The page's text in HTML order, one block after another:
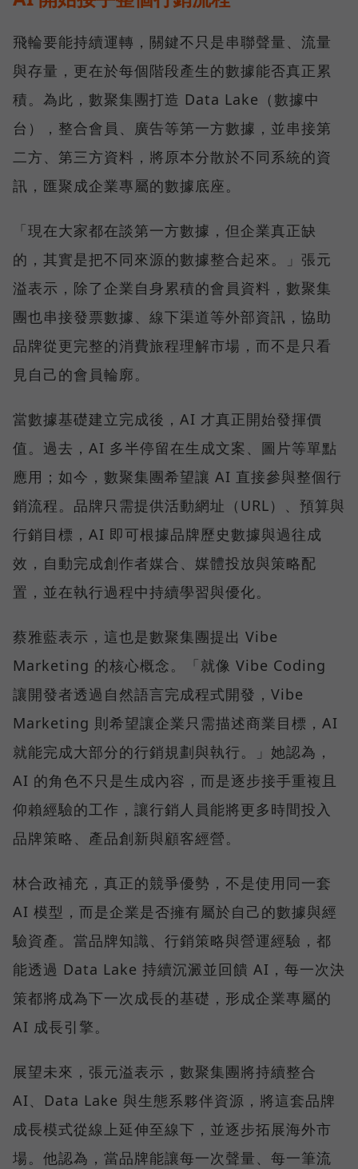
飛輪要能持續運轉，關鍵不只是串聯聲量、流量
與存量，更在於每個階段產生的數據能否真正累
積。為此，數聚集團打造 Data Lake（數據中
台），整合會員、廣告等第一方數據，並串接第
二方、第三方資料，將原本分散於不同系統的資
訊，匯聚成企業專屬的數據底座。
「現在大家都在談第一方數據，但企業真正缺
的，其實是把不同來源的數據整合起來。」張元
溢表示，除了企業自身累積的會員資料，數聚集
團也串接發票數據、線下渠道等外部資訊，協助
品牌從更完整的消費旅程理解市場，而不是只看
見自己的會員輪廓。
當數據基礎建立完成後，AI 才真正開始發揮價
值。過去，AI 多半停留在生成文案、圖片等單點
應用；如今，數聚集團希望讓 AI 直接參與整個行
銷流程。品牌只需提供活動網址（URL）、預算與
行銷目標，AI 即可根據品牌歷史數據與過往成
效，自動完成創作者媒合、媒體投放與策略配
置，並在執行過程中持續學習與優化。
蔡雅藍表示，這也是數聚集團提出 Vibe
Marketing 的核心概念。「就像 Vibe Coding
讓開發者透過自然語言完成程式開發，Vibe
Marketing 則希望讓企業只需描述商業目標，AI
就能完成大部分的行銷規劃與執行。」她認為，
AI 的角色不只是生成內容，而是逐步接手重複且
仰賴經驗的工作，讓行銷人員能將更多時間投入
品牌策略、產品創新與顧客經營。
林合政補充，真正的競爭優勢，不是使用同一套
AI 模型，而是企業是否擁有屬於自己的數據與經
驗資產。當品牌知識、行銷策略與營運經驗，都
能透過 Data Lake 持續沉澱並回饋 AI，每一次決
策都將成為下一次成長的基礎，形成企業專屬的
AI 成長引擎。
展望未來，張元溢表示，數聚集團將持續整合
AI、Data Lake 與生態系夥伴資源，將這套品牌
成長模式從線上延伸至線下，並逐步拓展海外市
場。他認為，當品牌能讓每一次聲量、每一筆流